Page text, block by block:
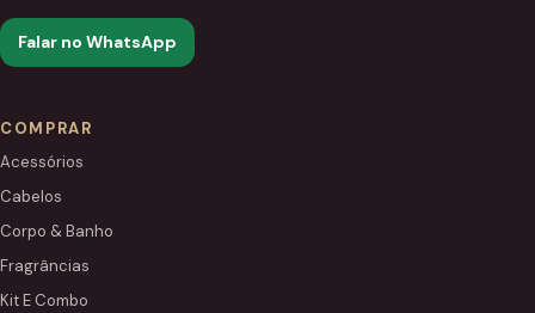
Falar no WhatsApp
COMPRAR
Acessórios
Cabelos
Corpo & Banho
Fragrâncias
Kit E Combo